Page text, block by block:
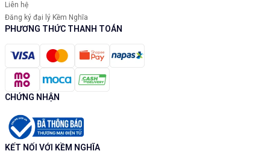
Liên hệ
Đăng ký đại lý Kềm Nghĩa
PHƯƠNG THỨC THANH TOÁN
CHỨNG NHẬN
KẾT NỐI VỚI KỀM NGHĨA